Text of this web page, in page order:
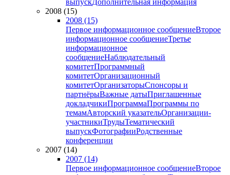
выпускДополнительная информация
2008 (15)
2008 (15)
Первое информационное сообщениеВторое
информационное сообщениеТретье
информационное
сообщениеНаблюдательный
комитетПрограммный
комитетОрганизационный
комитетОрганизаторыСпонсоры и
партнёрыВажные датыПриглашенные
докладчикиПрограммаПрограммы по
темамАвторский указательОрганизации-
участникиТрудыТематический
выпускФотографииРодственные
конференции
2007 (14)
2007 (14)
Первое информационное сообщениеВторое